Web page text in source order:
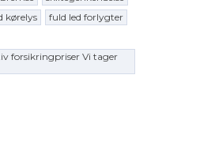
kørelys
fuld led forlygter
forsikringpriser Vi tager